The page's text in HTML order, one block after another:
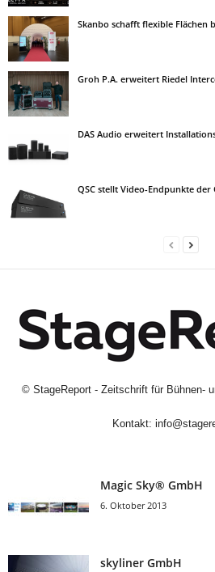
Skanbo schafft flexible Flächen
Groh P.A. erweitert Riedel
DAS Audio erweitert
QSC stellt Video-Endpunkte der
© StageReport - Zeitschrift für Bühnen-
Kontakt:
Magic Sky® GmbH
6. Oktober 2013
skyliner GmbH